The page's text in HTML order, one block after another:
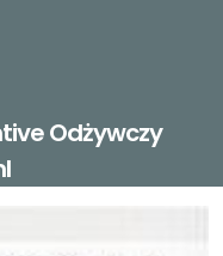
Odżywczy